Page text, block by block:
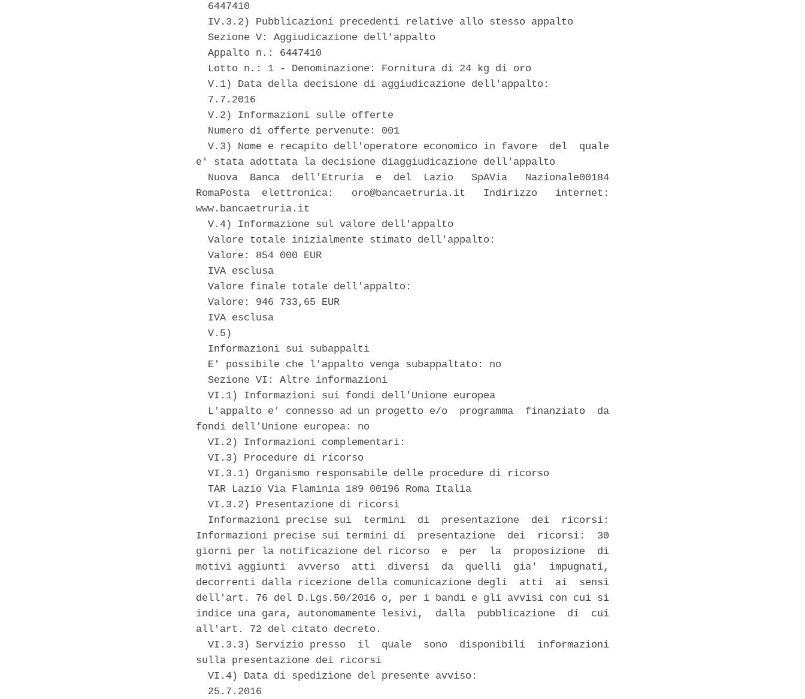
  6447410
  IV.3.2) Pubblicazioni precedenti relative allo stesso appalto
  Sezione V: Aggiudicazione dell'appalto
  Appalto n.: 6447410
  Lotto n.: 1 - Denominazione: Fornitura di 24 kg di oro
  V.1) Data della decisione di aggiudicazione dell'appalto:
  7.7.2016
  V.2) Informazioni sulle offerte
  Numero di offerte pervenute: 001
  V.3) Nome e recapito dell'operatore economico in favore  del  quale
e' stata adottata la decisione diaggiudicazione dell'appalto
  Nuova  Banca  dell'Etruria  e  del  Lazio   SpAVia   Nazionale00184
RomaPosta  elettronica:   oro@bancaetruria.it   Indirizzo   internet:
www.bancaetruria.it
  V.4) Informazione sul valore dell'appalto
  Valore totale inizialmente stimato dell'appalto:
  Valore: 854 000 EUR
  IVA esclusa
  Valore finale totale dell'appalto:
  Valore: 946 733,65 EUR
  IVA esclusa
  V.5)
  Informazioni sui subappalti
  E' possibile che l'appalto venga subappaltato: no
  Sezione VI: Altre informazioni
  VI.1) Informazioni sui fondi dell'Unione europea
  L'appalto e' connesso ad un progetto e/o  programma  finanziato  da
fondi dell'Unione europea: no
  VI.2) Informazioni complementari:
  VI.3) Procedure di ricorso
  VI.3.1) Organismo responsabile delle procedure di ricorso
  TAR Lazio Via Flaminia 189 00196 Roma Italia
  VI.3.2) Presentazione di ricorsi
  Informazioni precise sui  termini  di  presentazione  dei  ricorsi:
Informazioni precise sui termini di  presentazione  dei  ricorsi:  30
giorni per la notificazione del ricorso  e  per  la  proposizione  di
motivi aggiunti  avverso  atti  diversi  da  quelli  gia'  impugnati,
decorrenti dalla ricezione della comunicazione degli  atti  ai  sensi
dell'art. 76 del D.Lgs.50/2016 o, per i bandi e gli avvisi con cui si
indice una gara, autonomamente lesivi,  dalla  pubblicazione  di  cui
all'art. 72 del citato decreto.
  VI.3.3) Servizio presso  il  quale  sono  disponibili  informazioni
sulla presentazione dei ricorsi
  VI.4) Data di spedizione del presente avviso:
  25.7.2016